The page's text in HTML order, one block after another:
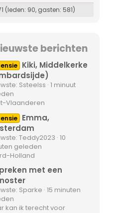
(leden: 90, gasten: 581)
berichten
Kiki, Middelkerke
Ssteelss 1 minuut
Vlaanderen
Emma,
Teddy2023 10
geleden
Holland
met een
Sparke 15 minuten
kan ik terecht voor